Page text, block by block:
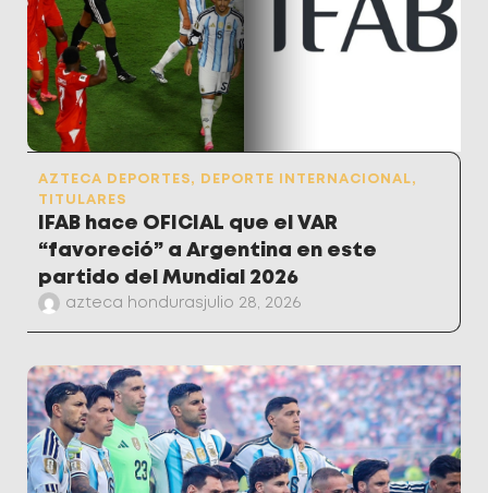
AZTECA DEPORTES, DEPORTE INTERNACIONAL,
TITULARES
IFAB hace OFICIAL que el VAR
“favoreció” a Argentina en este
partido del Mundial 2026
azteca hondurasjulio 28, 2026